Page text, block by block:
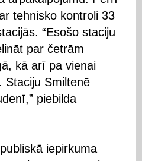
tehnisko kontroli 33
“Esošo staciju
par četrām
kā arī pa vienai
Staciju Smiltenē
piebilda
iepirkuma